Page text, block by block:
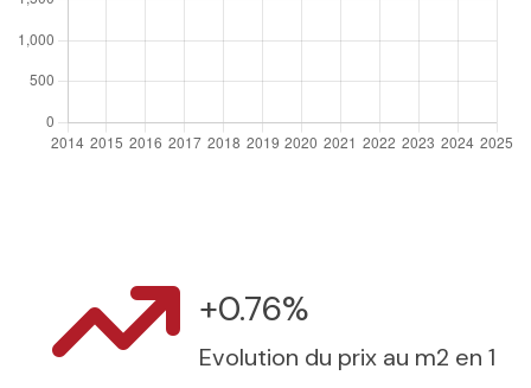
+0.76%
Evolution du prix au m2 en 1